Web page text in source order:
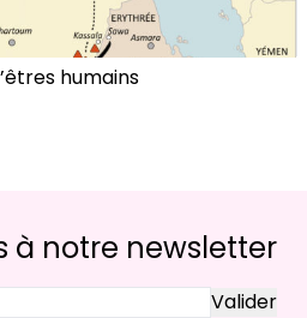
humains
à notre newsletter